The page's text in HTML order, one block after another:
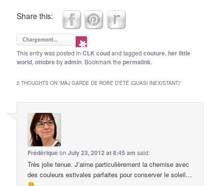
Share this:
This entry was posted inCLK coudand taggedcouture,her little
world,ottobrebyadmin. Bookmark thepermalink.
2 THOUGHTS ON “MÀJ GARDE DE ROBE D’ÉTÉ (QUASI INEXISTANT)”
FrédériqueonJuly 23, 2012 at 8:45 am said:
Très jolie tenue. J’aime particulièrement la chemise avec
des couleurs estivales parfaites pour conserver le soleil…